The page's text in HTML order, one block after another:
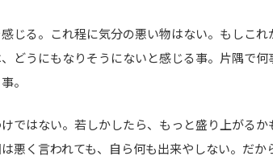
じる。これ程に気分の悪い物はない。もしこ
どうにもなりそうにないと感じる事。片隅で
。
ではない。若しかしたら、もっと盛り上がる
悪く言われても、自ら何も出来やしない。だ